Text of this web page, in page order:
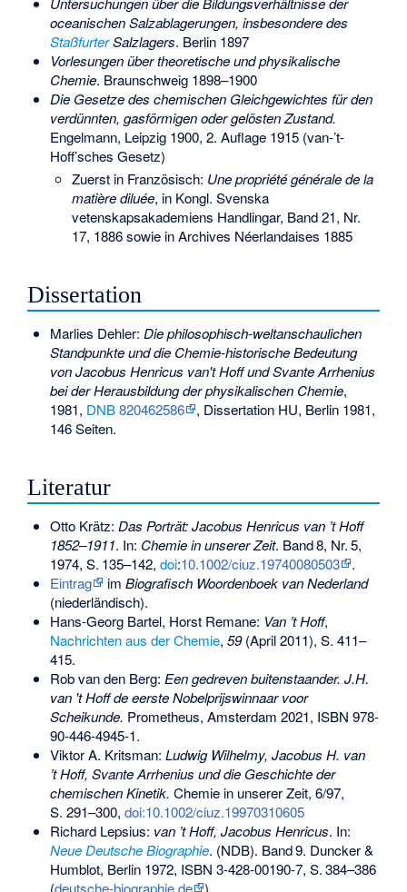
oceanischen Salzablagerungen, insbesondere des
StaßfurterSalzlagers. Berlin 1897
Vorlesungen über theoretische und physikalische
Chemie. Braunschweig 1898–1900
Die Gesetze des chemischen Gleichgewichtes für den
verdünnten, gasförmigen oder gelösten Zustand.
Engelmann, Leipzig 1900, 2. Auflage 1915 (van-’t-
Hoff’sches Gesetz)
Zuerst in Französisch: Une propriété générale de la
matière diluée, in Kongl. Svenska
vetenskapsakademiens Handlingar, Band 21, Nr.
17, 1886 sowie in Archives Néerlandaises 1885
Dissertation
Marlies Dehler: Die philosophisch-weltanschaulichen
Standpunkte und die Chemie-historische Bedeutung
von Jacobus Henricus van't Hoff und Svante Arrhenius
bei der Herausbildung der physikalischen Chemie,
1981, DNB 820462586
, Dissertation HU, Berlin 1981,
146 Seiten.
Literatur
Otto Krätz: Das Porträt: Jacobus Henricus van ’t Hoff
1852–1911. In: Chemie in unserer Zeit. Band8, Nr.5,
1974, S. 135–142, doi:10.1002/ciuz.19740080503
.
Eintrag
im Biografisch Woordenboek van Nederland
(niederländisch).
Hans-Georg Bartel, Horst Remane: Van ’t Hoff,
Nachrichten aus der Chemie, 59(April 2011), S. 411–
415.
Rob van den Berg: Een gedreven buitenstaander. J.H.
van 't Hoff de eerste Nobelprijswinnaar voor
Scheikunde. Prometheus, Amsterdam 2021, ISBN 978-
90-446-4945-1.
Viktor A. Kritsman: Ludwig Wilhelmy, Jacobus H. van
’t Hoff, Svante Arrhenius und die Geschichte der
chemischen Kinetik. Chemie in unserer Zeit, 6/97,
S. 291–300, doi:10.1002/ciuz.19970310605
Richard Lepsius: van ’t Hoff, Jacobus Henricus. In:
Neue Deutsche Biographie. (NDB). Band9. Duncker &
Humblot, Berlin 1972, ISBN 3-428-00190-7, S.384–386
(deutsche-biographie.de ).